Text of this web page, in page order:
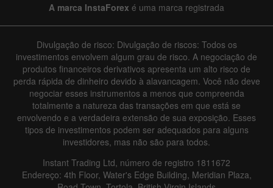
A marca InstaForex é uma marca registrada
Divulgação de risco: Divulgação de riscos: Todos os
investimentos envolvem algum grau de risco. A negociação de
produtos financeiros derivativos apresenta um alto risco de
perda rápida de dinheiro devido à alavancagem. Você não deve
negociar esses instrumentos a menos que compreenda
totalmente a natureza das transações em que está se
envolvendo e a verdadeira extensão de sua exposição. Esses
tipos de investimentos podem ser adequados para alguns
investidores, mas não são para todos.
Instant Trading Ltd, número de registro 1811672
Endereço: 4th Floor, Water's Edge Building, Meridian Plaza,